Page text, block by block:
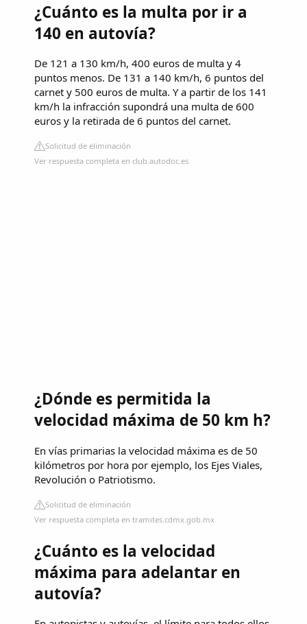
¿Cuánto es la multa por ir a
140 en autovía?
De 121 a 130 km/h, 400 euros de multa y 4
puntos menos. De 131 a 140 km/h, 6 puntos del
carnet y 500 euros de multa. Y a partir de los 141
km/h la infracción supondrá una multa de 600
euros y la retirada de 6 puntos del carnet.
Solicitud de eliminación
Ver respuesta completa en club.autodoc.es
¿Dónde es permitida la
velocidad máxima de 50 km h?
En vías primarias la velocidad máxima es de 50
kilómetros por hora por ejemplo, los Ejes Viales,
Revolución o Patriotismo.
Solicitud de eliminación
Ver respuesta completa en tramites.cdmx.gob.mx
¿Cuánto es la velocidad
máxima para adelantar en
autovía?